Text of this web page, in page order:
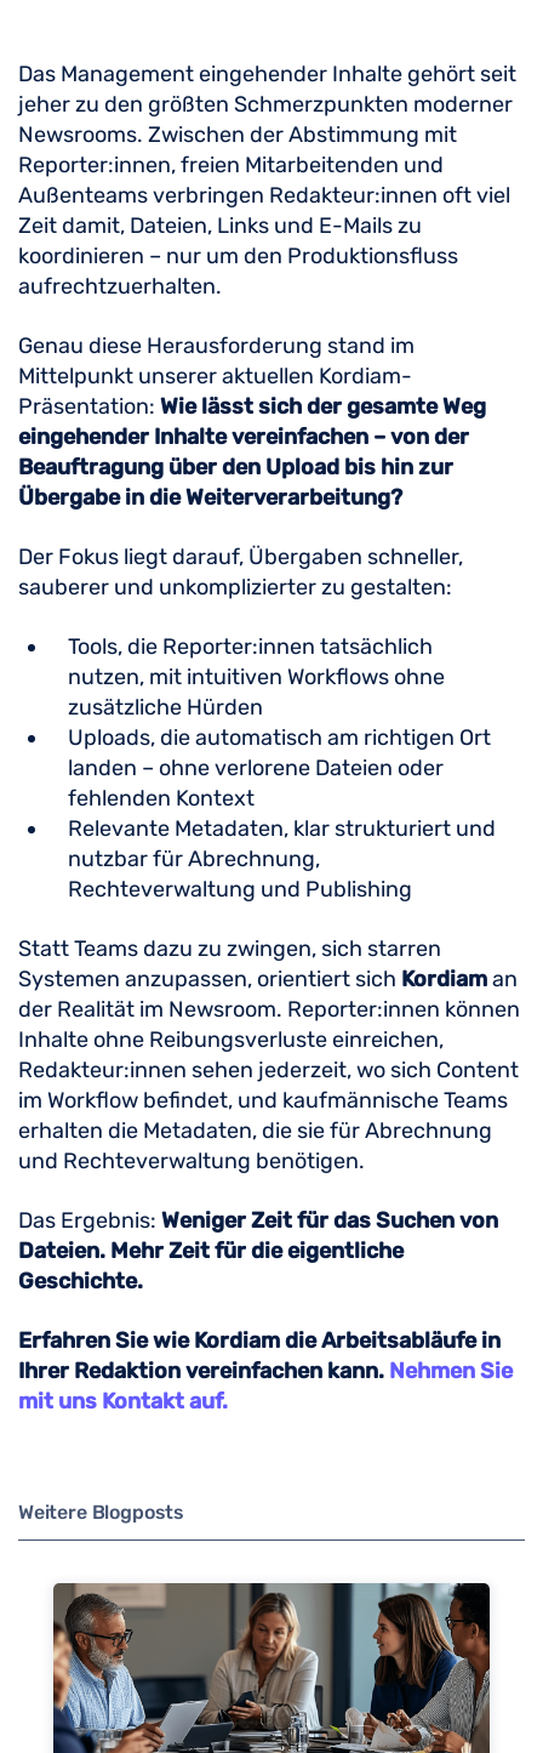
Das Management eingehender Inhalte gehört seit
jeher zu den größten Schmerzpunkten moderner
Newsrooms. Zwischen der Abstimmung mit
Reporter:innen, freien Mitarbeitenden und
Außenteams verbringen Redakteur:innen oft viel
Zeit damit, Dateien, Links und E-Mails zu
koordinieren – nur um den Produktionsfluss
aufrechtzuerhalten.
Genau diese Herausforderung stand im
Mittelpunkt unserer aktuellen Kordiam-
Präsentation: Wie lässt sich der gesamte Weg
eingehender Inhalte vereinfachen – von der
Beauftragung über den Upload bis hin zur
Übergabe in die Weiterverarbeitung?
Der Fokus liegt darauf, Übergaben schneller,
sauberer und unkomplizierter zu gestalten:
Tools, die Reporter:innen tatsächlich
nutzen, mit intuitiven Workflows ohne
zusätzliche Hürden
Uploads, die automatisch am richtigen Ort
landen – ohne verlorene Dateien oder
fehlenden Kontext
Relevante Metadaten, klar strukturiert und
nutzbar für Abrechnung,
Rechteverwaltung und Publishing
Statt Teams dazu zu zwingen, sich starren
Systemen anzupassen, orientiert sich Kordiaman
der Realität im Newsroom. Reporter:innen können
Inhalte ohne Reibungsverluste einreichen,
Redakteur:innen sehen jederzeit, wo sich Content
im Workflow befindet, und kaufmännische Teams
erhalten die Metadaten, die sie für Abrechnung
und Rechteverwaltung benötigen.
Das Ergebnis: Weniger Zeit für das Suchen von
Dateien. Mehr Zeit für die eigentliche
Geschichte.
Erfahren Sie wie Kordiam die Arbeitsabläufe in
Ihrer Redaktion vereinfachen kann. Nehmen Sie
mit uns Kontakt auf.
Weitere Blogposts